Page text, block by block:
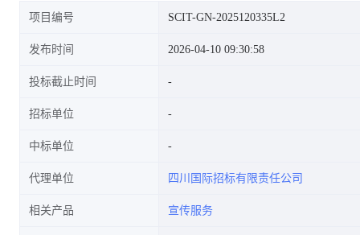
项目编号 SCIT-GN-2025120335L2
发布时间 2026-04-10 09:30:58
投标截止时间
招标单位
中标单位
代理单位 四川国际招标有限责任公司
相关产品 宣传服务